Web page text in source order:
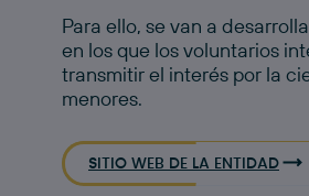
Para ello, se van a
en los que los voluntarios
transmitir el interés por la
menores.
SITIO WEB DE LA ENTIDAD